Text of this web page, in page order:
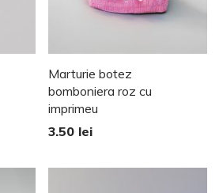
Marturie botez
bomboniera roz cu
imprimeu
3.50 lei